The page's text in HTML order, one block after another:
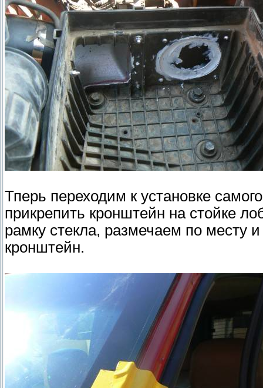
Тперь переходим к установке
прикрепить кронштейн на стойке
рамку стекла, размечаем по месту
кронштейн.